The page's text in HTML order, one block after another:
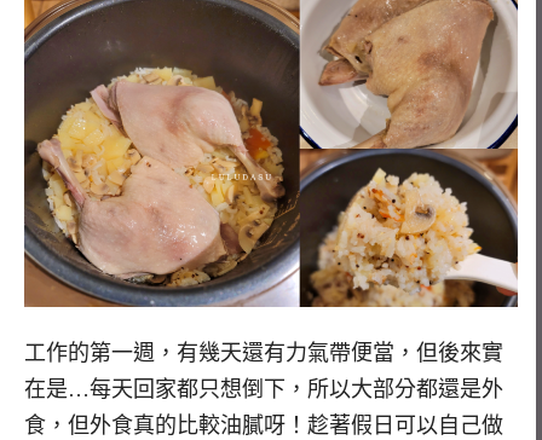
工作的第一週，有幾天還有力氣帶便當，但後來實
在是…每天回家都只想倒下，所以大部分都還是外
食，但外食真的比較油膩呀！趁著假日可以自己做